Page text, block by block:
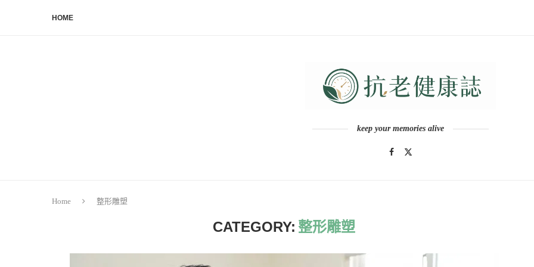
HOME
keep your memories alive
Home 整形雕塑
CATEGORY: 整形雕塑